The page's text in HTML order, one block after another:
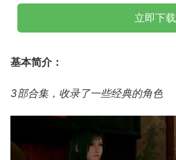
立即下载
基本简介：
3部合集，收录了一些经典的角色